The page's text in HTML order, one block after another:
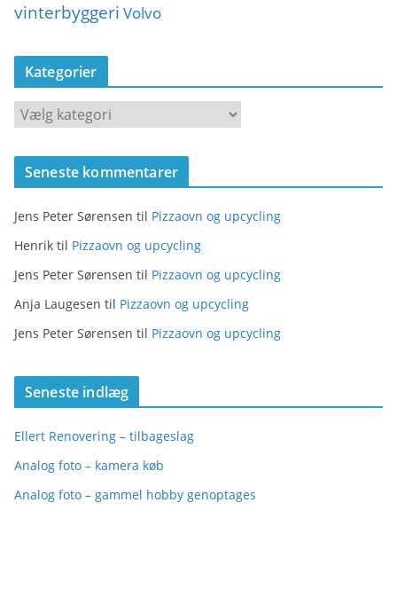
vinterbyggeri Volvo
Kategorier
K
a
t
o
r
i
r
Seneste kommentarer
Jens Peter Sørensen til Pizzaovn og upcycling
Henrik til Pizzaovn og upcycling
Jens Peter Sørensen til Pizzaovn og upcycling
Anja Laugesen til Pizzaovn og upcycling
Jens Peter Sørensen til Pizzaovn og upcycling
Seneste indlæg
Ellert Renovering – tilbageslag
Analog foto – kamera køb
Analog foto – gammel hobby genoptages